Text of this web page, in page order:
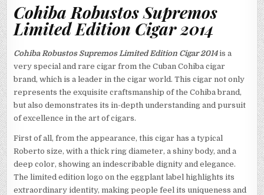
Cohiba Robustos Supremos
Limited Edition Cigar 2014
Cohiba Robustos Supremos Limited Edition Cigar 2014is a
very special and rare cigar from the Cuban Cohiba cigar
brand, which is a leader in the cigar world. This cigar not only
represents the exquisite craftsmanship of the Cohiba brand,
but also demonstrates its in-depth understanding and pursuit
of excellence in the art of cigars.
First of all, from the appearance, this cigar has a typical
Roberto size, with a thick ring diameter, a shiny body, and a
deep color, showing an indescribable dignity and elegance.
The limited edition logo on the eggplant label highlights its
extraordinary identity, making people feel its uniqueness and